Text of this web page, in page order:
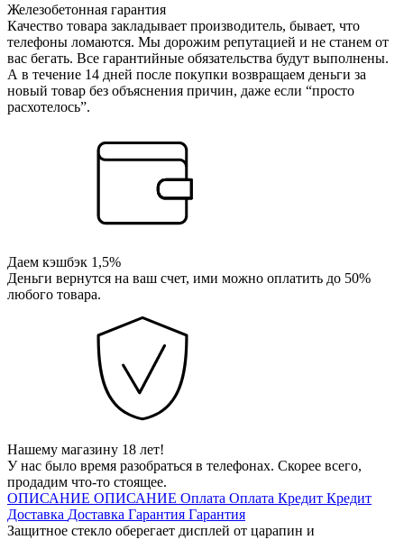
Железобетонная гарантия
Качество товара закладывает производитель, бывает, что
телефоны ломаются. Мы дорожим репутацией и не станем от
вас бегать. Все гарантийные обязательства будут выполнены.
А в течение 14 дней после покупки возвращаем деньги за
новый товар без объяснения причин, даже если “просто
расхотелось”.
Даем кэшбэк 1,5%
Деньги вернутся на ваш счет, ими можно оплатить до 50%
любого товара.
Нашему магазину 18 лет!
У нас было время разобраться в телефонах. Скорее всего,
продадим что-то стоящее.
ОПИСАНИЕ ОПИСАНИЕ Оплата Оплата Кредит Кредит
Доставка Доставка Гарантия Гарантия
Защитное стекло оберегает дисплей от царапин и